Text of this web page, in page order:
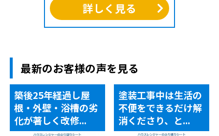
詳しく見る
最新のお客様の声を見る
築後25年経過し屋
根・外壁・浴槽の劣
化が著しく改修...
塗装工事中は生活の
不便をできるだけ解
消くださり、と...